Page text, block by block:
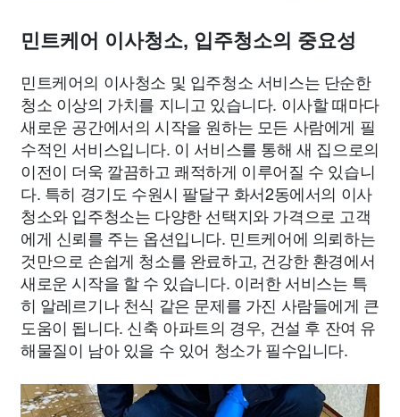
민트케어 이사청소, 입주청소의 중요성
민트케어의 이사청소 및 입주청소 서비스는 단순한
청소 이상의 가치를 지니고 있습니다. 이사할 때마다
새로운 공간에서의 시작을 원하는 모든 사람에게 필
수적인 서비스입니다. 이 서비스를 통해 새 집으로의
이전이 더욱 깔끔하고 쾌적하게 이루어질 수 있습니
다. 특히 경기도 수원시 팔달구 화서2동에서의 이사
청소와 입주청소는 다양한 선택지와 가격으로 고객
에게 신뢰를 주는 옵션입니다. 민트케어에 의뢰하는
것만으로 손쉽게 청소를 완료하고, 건강한 환경에서
새로운 시작을 할 수 있습니다. 이러한 서비스는 특
히 알레르기나 천식 같은 문제를 가진 사람들에게 큰
도움이 됩니다. 신축 아파트의 경우, 건설 후 잔여 유
해물질이 남아 있을 수 있어 청소가 필수입니다.